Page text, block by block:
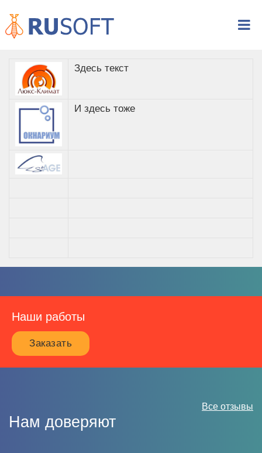
Здесь текст
И здесь тоже
Наши работы
Заказать
Нам доверяют
Все отзывы